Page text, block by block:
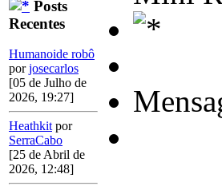
Posts
Recentes
Humanoide robô
porjosecarlos
[05 de Julho de
2026, 19:27]
Heathkit por
SerraCabo
[25 de Abril de
2026, 12:48]